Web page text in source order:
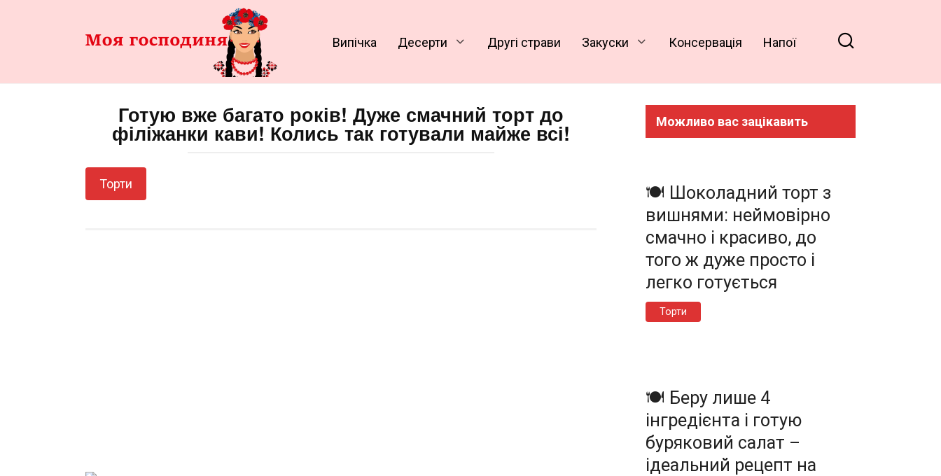
Випічка Десерти Другі страви Закуски Консервація Напої
Готую вже багато років! Дуже смачний торт до
філіжанки кави! Колись так готували майже всі!
Торти
Можливо вас зацікавить
🍽️ Шоколадний торт з
вишнями: неймовірно
смачно і красиво, до
того ж дуже просто і
легко готується
Торти
🍽️ Беру лише 4
інгредієнта і готую
буряковий салат –
ідеальний рецепт на